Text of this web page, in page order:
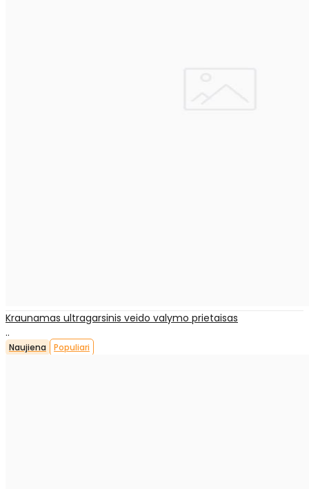
Kraunamas ultragarsinis veido valymo prietaisas
..
Naujiena Populiari